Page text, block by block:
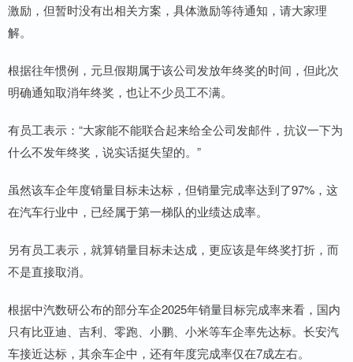
激励，但暂时没有出相关方案，具体激励等待通知，请大家理
解。
根据往年惯例，元旦假期属于该公司发放年终奖的时间，但此次
明确通知取消年终奖，也让不少员工不满。
有员工表示：“大家能不能联合起来给全公司发邮件，抗议一下为
什么不发年终奖，说实话挺失望的。”
虽然该车企年度销量目标未达标，但销量完成率达到了97%，这
在汽车行业中，已经属于第一梯队的业绩达成率。
另有员工表示，就算销量目标未达成，更应该是年终奖打折，而
不是直接取消。
根据中汽数研公布的部分车企2025年销量目标完成率来看，国内
只有比亚迪、吉利、零跑、小鹏、小米等车企率先达标。长安汽
车接近达标，其余车企中，还有年度完成率仅在7成左右。